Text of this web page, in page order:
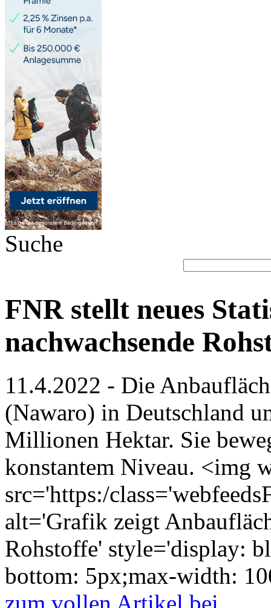
Suche
FNR stellt neues
nachwachsende
11.4.2022 - Die
(Nawaro) in Deutschland
Millionen Hektar. Sie
konstantem Niveau. <img
src='https:/
alt='Grafik zeigt
Rohstoffe' style='display:
bottom: 5px;max-width:
zum vollen Artikel bei